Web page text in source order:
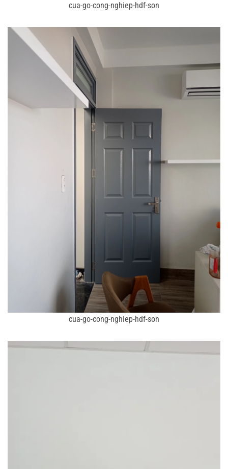
cua-go-cong-nghiep-hdf-son
cua-go-cong-nghiep-hdf-son